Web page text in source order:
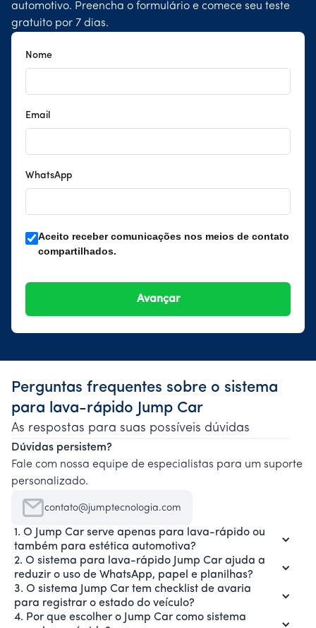
automotivo. Preencha o formulário e comece seu teste
gratuito por 7 dias.
Nome
Email
WhatsApp
Aceito receber comunicações nos meios de contato
compartilhados.
Perguntas frequentes sobre o sistema
para lava-rápido Jump Car
As respostas para suas possíveis dúvidas
Dúvidas persistem?
Fale com nossa equipe de especialistas para um suporte
personalizado.
contato@jumptecnologia.com
1. O Jump Car serve apenas para lava-rápido ou
também para estética automotiva?
2. O sistema para lava-rápido Jump Car ajuda a
reduzir o uso de WhatsApp, papel e planilhas?
3. O sistema Jump Car tem checklist de avaria
para registrar o estado do veículo?
4. Por que escolher o Jump Car como sistema